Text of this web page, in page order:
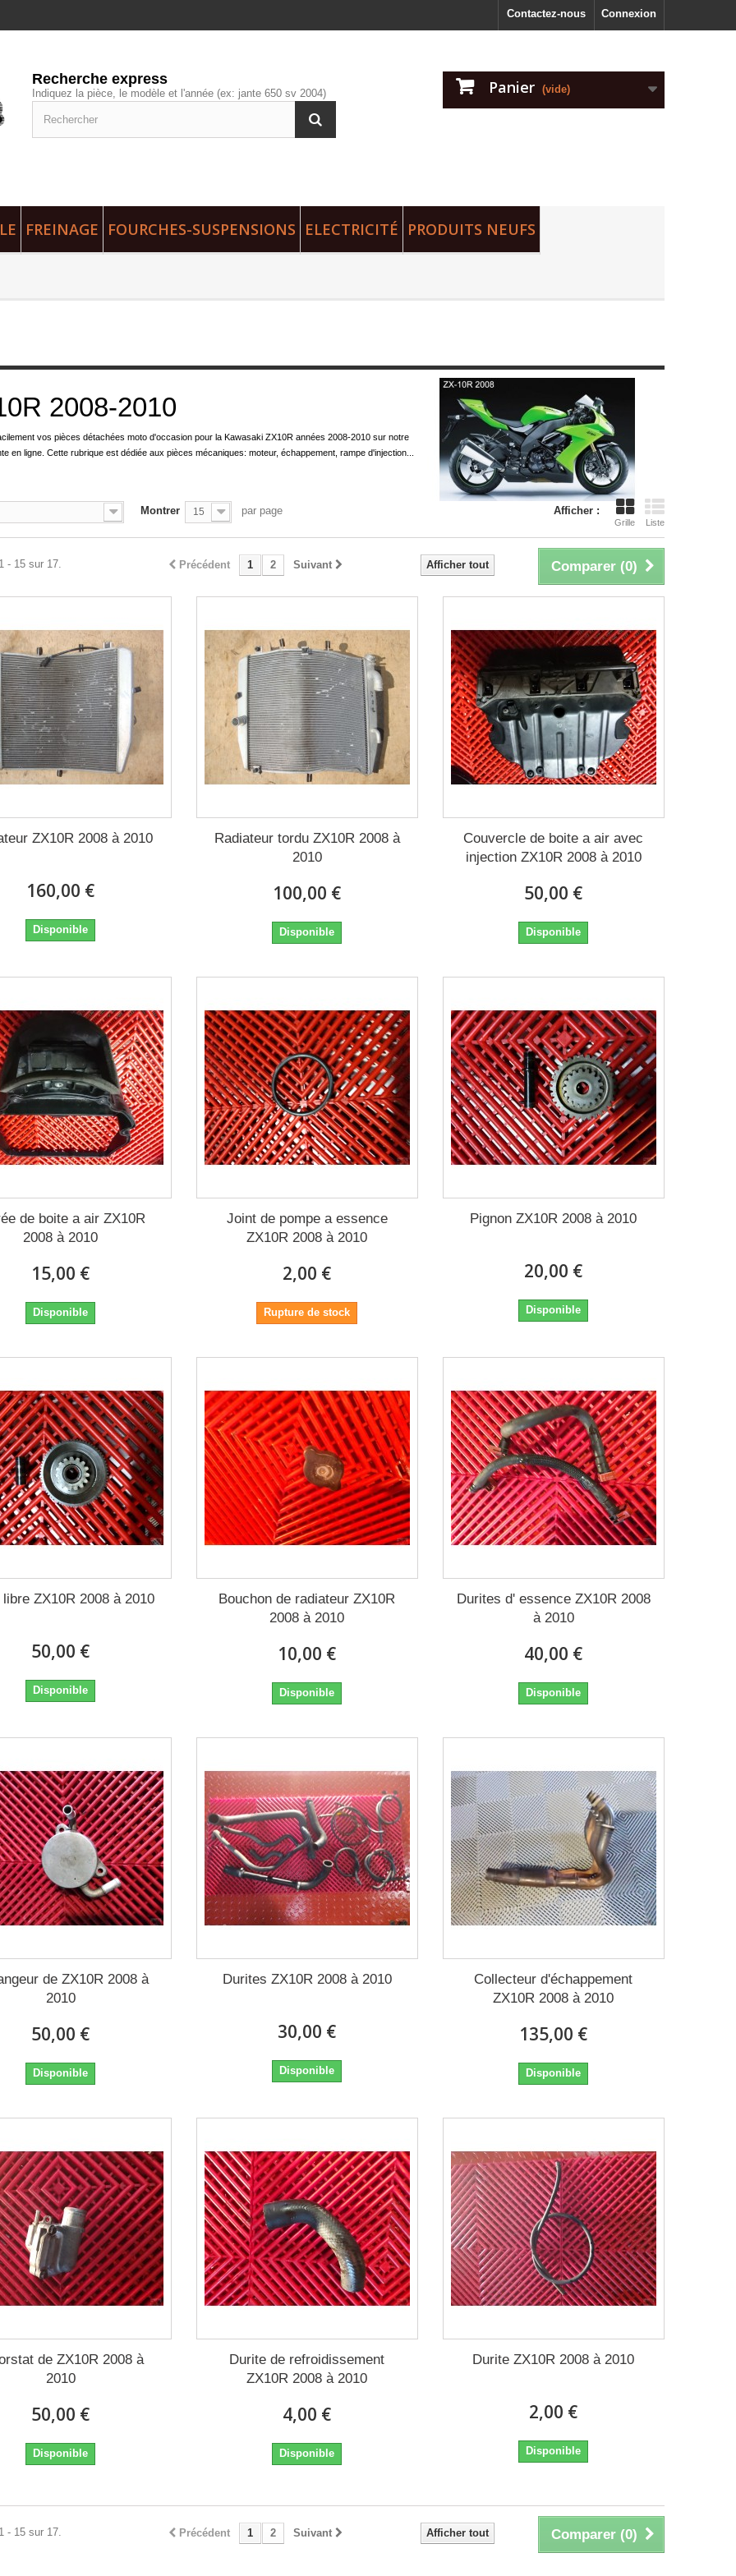
Connexion
Contactez-nous
Recherche express
Indiquez la pièce, le modèle et l'année (ex: jante 650 sv 2004) Panier (vide)
FREINAGE FOURCHES-SUSPENSIONS ELECTRICITÉ PRODUITS NEUFS
2008-2010
vos pièces détachées moto d'occasion pour la Kawasaki ZX10R années 2008-2010 sur notre
en ligne. Cette rubrique est dédiée aux pièces mécaniques: moteur, échappement, rampe d'injection...
Afficher :
Grille Liste
Montrer 15 par page
Comparer (0)
Afficher tout
Précédent 1 2 Suivant
- 15 sur 17.
ZX10R 2008 à 2010
160,00 €
Disponible
Radiateur tordu ZX10R 2008 à
2010
100,00 €
Disponible
Couvercle de boite a air avec
injection ZX10R 2008 à 2010
50,00 €
Disponible
de boite a air ZX10R
2008 à 2010
15,00 €
Disponible
Joint de pompe a essence
ZX10R 2008 à 2010
2,00 €
Rupture de stock
Pignon ZX10R 2008 à 2010
20,00 €
Disponible
libre ZX10R 2008 à 2010
50,00 €
Disponible
Bouchon de radiateur ZX10R
2008 à 2010
10,00 €
Disponible
Durites d' essence ZX10R 2008
à 2010
40,00 €
Disponible
de ZX10R 2008 à
2010
50,00 €
Disponible
Durites ZX10R 2008 à 2010
30,00 €
Disponible
Collecteur d'échappement
ZX10R 2008 à 2010
135,00 €
Disponible
de ZX10R 2008 à
2010
50,00 €
Disponible
Durite de refroidissement
ZX10R 2008 à 2010
4,00 €
Disponible
Durite ZX10R 2008 à 2010
2,00 €
Disponible
Comparer (0)
Afficher tout
Précédent 1 2 Suivant
- 15 sur 17.